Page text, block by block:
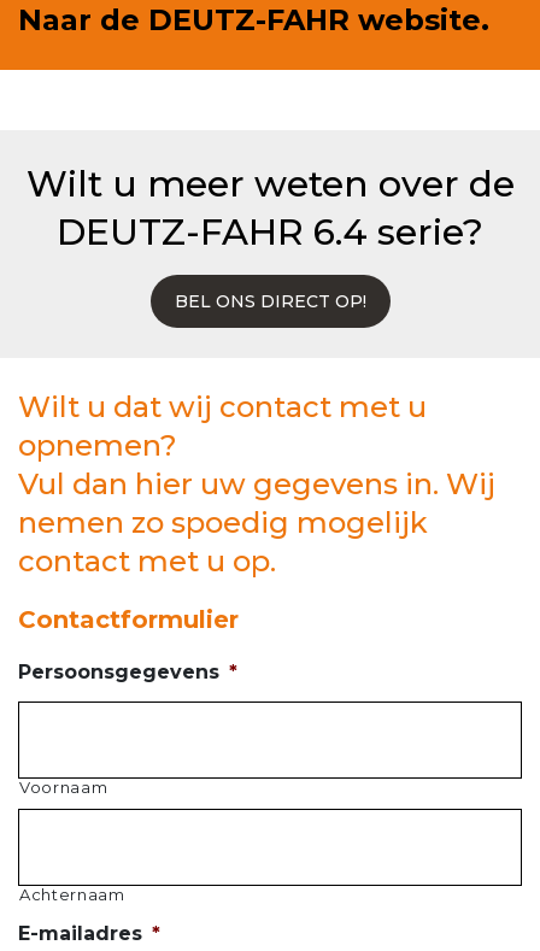
Naar de DEUTZ-FAHR website.
Wilt u meer weten over de
DEUTZ-FAHR 6.4 serie?
BEL ONS DIRECT OP!
Wilt u dat wij contact met u
opnemen?
Vul dan hier uw gegevens in. Wij
nemen zo spoedig mogelijk
contact met u op.
Contactformulier
Persoonsgegevens *
Voornaam
Achternaam
E-mailadres *